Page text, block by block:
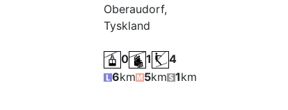
Oberaudorf,
Tyskland
0 1
4
6km 5km 1km